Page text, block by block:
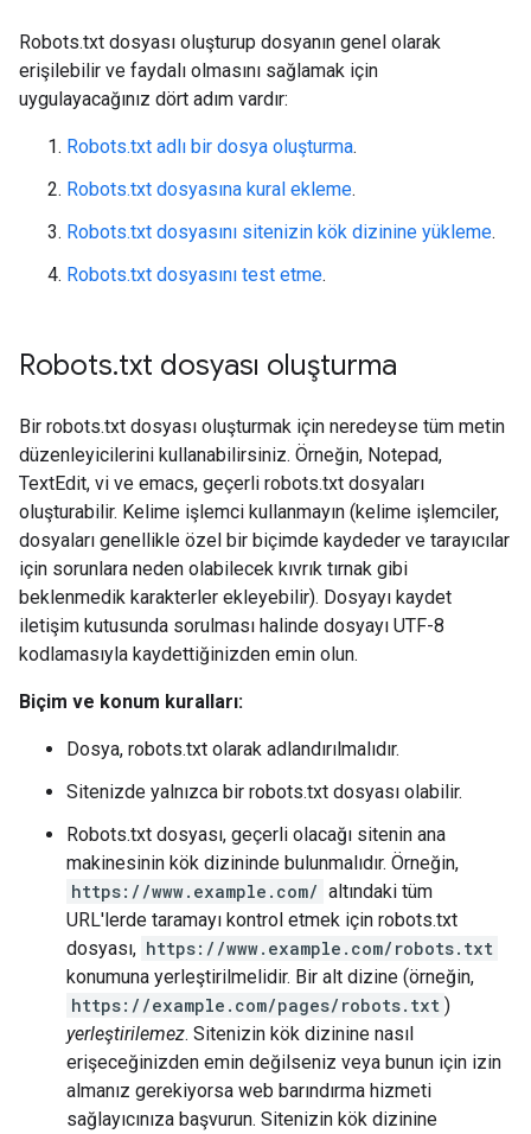
Robots.txt dosyası oluşturup dosyanın genel olarak
erişilebilir ve faydalı olmasını sağlamak için
uygulayacağınız dört adım vardır:
Robots.txt adlı bir dosya oluşturma.
Robots.txt dosyasına kural ekleme.
Robots.txt dosyasını sitenizin kök dizinine yükleme.
Robots.txt dosyasını test etme.
Robots.txt dosyası oluşturma
Bir robots.txt dosyası oluşturmak için neredeyse tüm metin
düzenleyicilerini kullanabilirsiniz. Örneğin, Notepad,
TextEdit, vi ve emacs, geçerli robots.txt dosyaları
oluşturabilir. Kelime işlemci kullanmayın (kelime işlemciler,
dosyaları genellikle özel bir biçimde kaydeder ve tarayıcılar
için sorunlara neden olabilecek kıvrık tırnak gibi
beklenmedik karakterler ekleyebilir). Dosyayı kaydet
iletişim kutusunda sorulması halinde dosyayı UTF-8
kodlamasıyla kaydettiğinizden emin olun.
Biçim ve konum kuralları:
Dosya, robots.txt olarak adlandırılmalıdır.
Sitenizde yalnızca bir robots.txt dosyası olabilir.
Robots.txt dosyası, geçerli olacağı sitenin ana
makinesinin kök dizininde bulunmalıdır. Örneğin,
https://www.example.com/ altındaki tüm
URL'lerde taramayı kontrol etmek için robots.txt
dosyası, https://www.example.com/robots.txt
konumuna yerleştirilmelidir. Bir alt dizine (örneğin,
https://example.com/pages/robots.txt )
yerleştirilemez. Sitenizin kök dizinine nasıl
erişeceğinizden emin değilseniz veya bunun için izin
almanız gerekiyorsa web barındırma hizmeti
sağlayıcınıza başvurun. Sitenizin kök dizinine